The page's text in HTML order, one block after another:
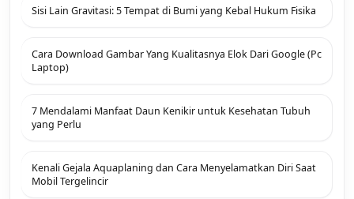
Sisi Lain Gravitasi: 5 Tempat di Bumi yang Kebal Hukum Fisika
Cara Download Gambar Yang Kualitasnya Elok Dari Google (Pc
Laptop)
7 Mendalami Manfaat Daun Kenikir untuk Kesehatan Tubuh
yang Perlu
Kenali Gejala Aquaplaning dan Cara Menyelamatkan Diri Saat
Mobil Tergelincir